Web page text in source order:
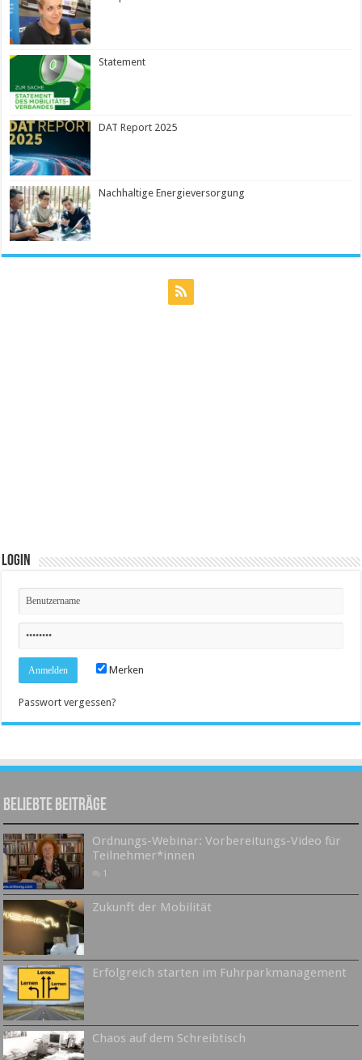
Statement
DAT Report 2025
Nachhaltige Energieversorgung
Login
Merken
Passwort vergessen?
Beliebte Beiträge
Ordnungs-Webinar: Vorbereitungs-Video für
Teilnehmer*innen
1
Zukunft der Mobilität
Erfolgreich starten im Fuhrparkmanagement
Chaos auf dem Schreibtisch